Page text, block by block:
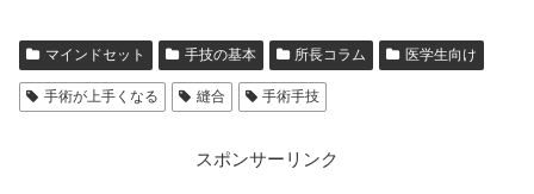
マインドセット 手技の基本 所長コラム 医学生向け
手術が上手くなる 縫合 手術手技
スポンサーリンク